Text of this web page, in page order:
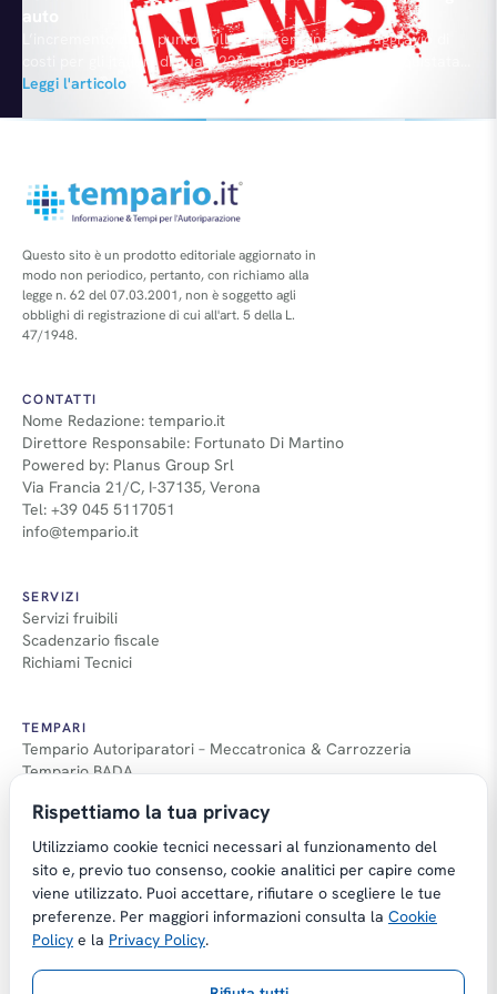
auto
L’incremento di un punto sull’Iva determinerà un aggravio di
costi per gli italiani di quasi 220 Euro per ogni auto acquistata
(435 milioni l’anno). Lo ha detto il Presidente di Federauto,
Filippo Pavan Bernacchi, senza dimenticare che all’Iva andrà
aggiunto il surplus sull’Ipt.
Leggi l'articolo
Questo sito è un prodotto editoriale aggiornato in
modo non periodico, pertanto, con richiamo alla
legge n. 62 del 07.03.2001, non è soggetto agli
obblighi di registrazione di cui all'art. 5 della L.
47/1948.
CONTATTI
Nome Redazione: tempario.it
Direttore Responsabile: Fortunato Di Martino
Powered by: Planus Group Srl
Via Francia 21/C, I-37135, Verona
Tel: +39 045 5117051
info@tempario.it
SERVIZI
Servizi fruibili
Scadenzario fiscale
Richiami Tecnici
TEMPARI
Tempario Autoriparatori – Meccatronica & Carrozzeria
Tempario BADA
Guida Applicazione Tempi
Copyright © Tempario.it | Powered by
Planus Group Srl - P.I. IT03584100238
Rispettiamo la tua privacy
Utilizziamo cookie tecnici necessari al funzionamento del
sito e, previo tuo consenso, cookie analitici per capire come
viene utilizzato. Puoi accettare, rifiutare o scegliere le tue
preferenze. Per maggiori informazioni consulta la Cookie
Policy e la Privacy Policy.